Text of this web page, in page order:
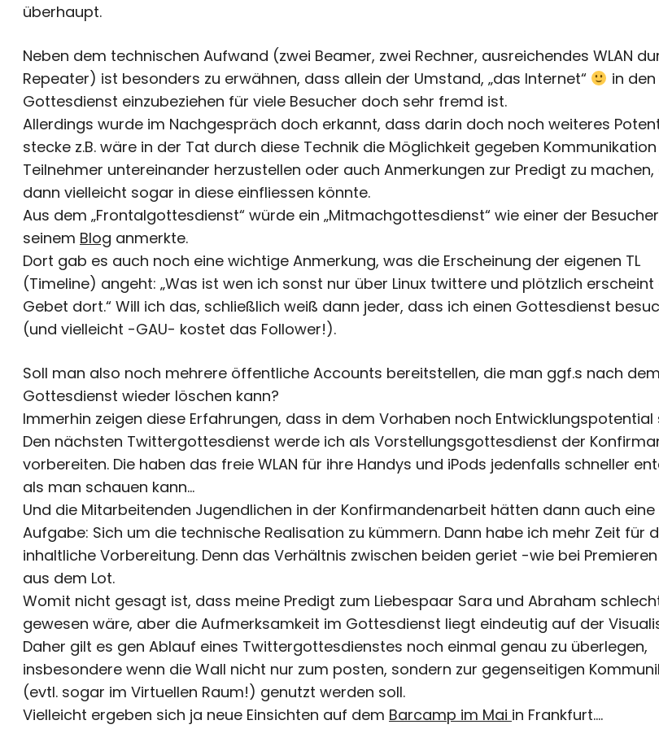
überhaupt.
Neben dem technischen Aufwand (zwei Beamer, zwei Rechner, ausreichendes WLAN
Repeater) ist besonders zu erwähnen, dass allein der Umstand, „das Internet“
in den
Gottesdienst einzubeziehen für viele Besucher doch sehr fremd ist.
Allerdings wurde im Nachgespräch doch erkannt, dass darin doch noch weiteres
stecke z.B. wäre in der Tat durch diese Technik die Möglichkeit gegeben
Teilnehmer untereinander herzustellen oder auch Anmerkungen zur Predigt zu machen,
dann vielleicht sogar in diese einfliessen könnte.
Aus dem „Frontalgottesdienst“ würde ein „Mitmachgottesdienst“ wie einer der
seinem Blog anmerkte.
Dort gab es auch noch eine wichtige Anmerkung, was die Erscheinung der eigenen TL
(Timeline) angeht: „Was ist wen ich sonst nur über Linux twittere und plötzlich erscheint
Gebet dort.“ Will ich das, schließlich weiß dann jeder, dass ich einen Gottesdienst
(und vielleicht -GAU- kostet das Follower!).
Soll man also noch mehrere öffentliche Accounts bereitstellen, die man ggf.s nach dem
Gottesdienst wieder löschen kann?
Immerhin zeigen diese Erfahrungen, dass in dem Vorhaben noch Entwicklungspotential
Den nächsten Twittergottesdienst werde ich als Vorstellungsgottesdienst der
vorbereiten. Die haben das freie WLAN für ihre Handys und iPods jedenfalls schneller
als man schauen kann…
Und die Mitarbeitenden Jugendlichen in der Konfirmandenarbeit hätten dann auch eine
Aufgabe: Sich um die technische Realisation zu kümmern. Dann habe ich mehr Zeit für
inhaltliche Vorbereitung. Denn das Verhältnis zwischen beiden geriet -wie bei
aus dem Lot.
Womit nicht gesagt ist, dass meine Predigt zum Liebespaar Sara und Abraham
gewesen wäre, aber die Aufmerksamkeit im Gottesdienst liegt eindeutig auf der
Daher gilt es gen Ablauf eines Twittergottesdienstes noch einmal genau zu überlegen,
insbesondere wenn die Wall nicht nur zum posten, sondern zur gegenseitigen
(evtl. sogar im Virtuellen Raum!) genutzt werden soll.
Vielleicht ergeben sich ja neue Einsichten auf dem Barcamp im Mai in Frankfurt….